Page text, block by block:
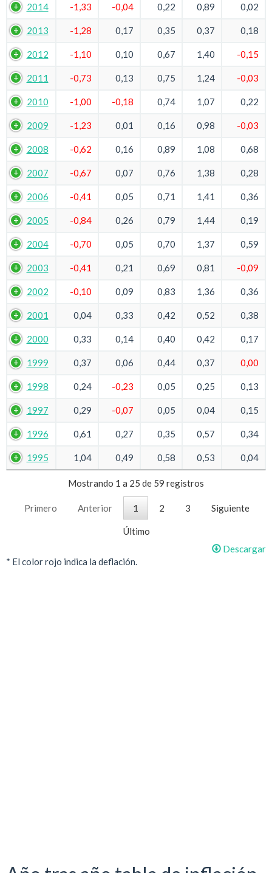
2014 -1,33 -0,04 0,22 0,89 0,02
2013 -1,28 0,17 0,35 0,37 0,18
2012 -1,10 0,10 0,67 1,40 -0,15
2011 -0,73 0,13 0,75 1,24 -0,03
2010 -1,00 -0,18 0,74 1,07 0,22
2009 -1,23 0,01 0,16 0,98 -0,03
2008 -0,62 0,16 0,89 1,08 0,68
2007 -0,67 0,07 0,76 1,38 0,28
2006 -0,41 0,05 0,71 1,41 0,36
2005 -0,84 0,26 0,79 1,44 0,19
2004 -0,70 0,05 0,70 1,37 0,59
2003 -0,41 0,21 0,69 0,81 -0,09
2002 -0,10 0,09 0,83 1,36 0,36
2001 0,04 0,33 0,42 0,52 0,38
2000 0,33 0,14 0,40 0,42 0,17
1999 0,37 0,06 0,44 0,37 0,00
1998 0,24 -0,23 0,05 0,25 0,13
1997 0,29 -0,07 0,05 0,04 0,15
1996 0,61 0,27 0,35 0,57 0,34
1995 1,04 0,49 0,58 0,53 0,04
Mostrando 1 a 25 de 59 registros
Primero Anterior 1 2 3 Siguiente
Último
Descargar
* El color rojo indica la deflación.